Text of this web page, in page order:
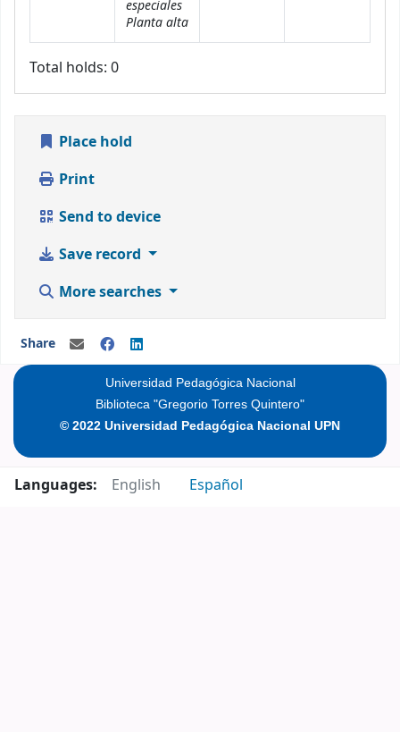
especiales
Planta alta
Total holds: 0
Place hold
Print
Send to device
Save record
More searches
Share
Universidad Pedagógica Nacional
Biblioteca "Gregorio Torres Quintero"
© 2022 Universidad Pedagógica Nacional UPN
Languages: English Español